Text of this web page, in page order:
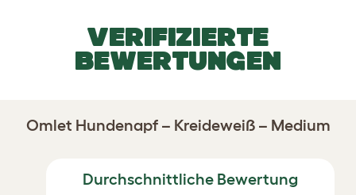
VERIFIZIERTE
BEWERTUNGEN
Omlet Hundenapf – Kreideweiß – Medium
Durchschnittliche Bewertung